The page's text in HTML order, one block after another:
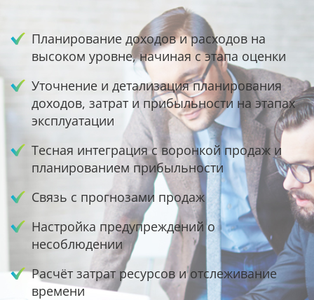
Планирование доходов и расходов на
высоком уровне, начиная с этапа оценки
Уточнение и детализация планирования
доходов, затрат и прибыльности на этапах
эксплуатации
Тесная интеграция с воронкой продаж и
планированием прибыльности
Связь с прогнозами продаж
Настройка предупреждений о
несоблюдении
Расчёт затрат ресурсов и отслеживание
времени